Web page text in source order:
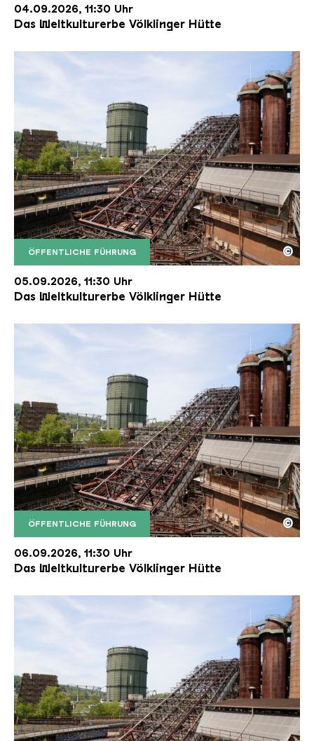
04.09.2026, 11:30 Uhr
Das Weltkulturerbe Völklinger Hütte
ÖFFENTLICHE FÜHRUNG
Der Erzschrägaufzug der Völklinger Hütte mit
Copyright: Weltkulturerbe Völklinger Hütte | Karl
©
05.09.2026, 11:30 Uhr
Das Weltkulturerbe Völklinger Hütte
ÖFFENTLICHE FÜHRUNG
Der Erzschrägaufzug der Völklinger Hütte mit
Copyright: Weltkulturerbe Völklinger Hütte | Karl
©
06.09.2026, 11:30 Uhr
Das Weltkulturerbe Völklinger Hütte